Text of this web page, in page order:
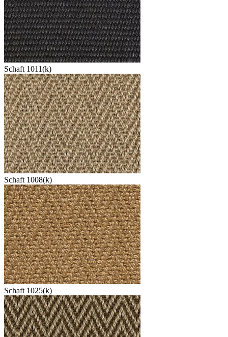
Schaft 1011(k)
Schaft 1008(k)
Schaft 1025(k)